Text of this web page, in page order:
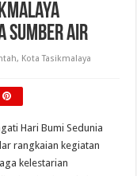
Sumber Air
, Kota Tasikmalaya
Hari Bumi Sedunia
rangkaian kegiatan
kelestarian